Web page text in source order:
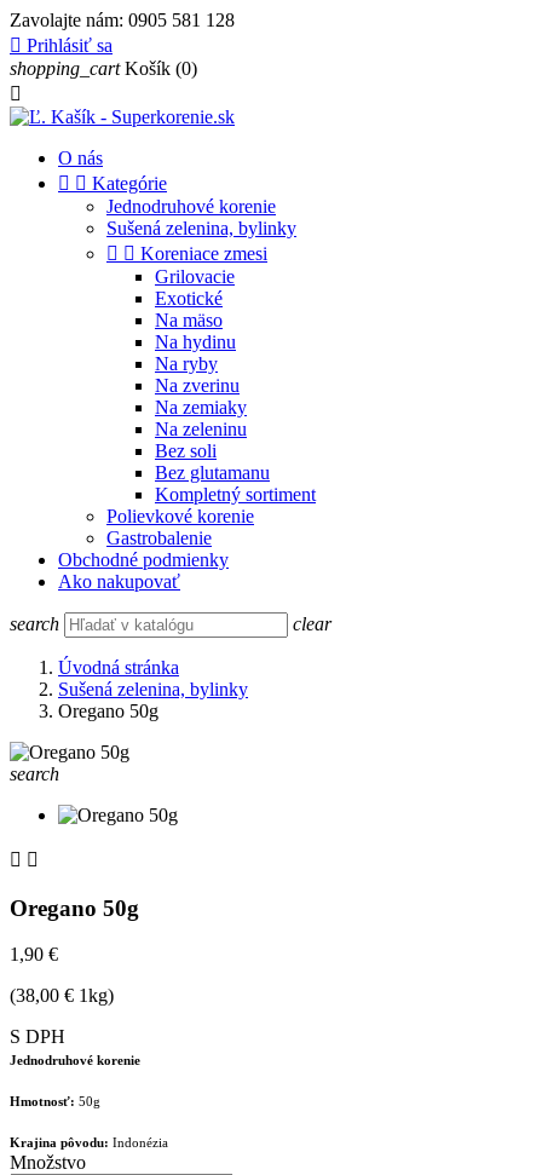
Zavolajte nám: 0905 581 128
 Prihlásiť sa
shopping_cart Košík (0)

O nás
  Kategórie
Jednodruhové korenie
Sušená zelenina, bylinky
  Koreniace zmesi
Grilovacie
Exotické
Na mäso
Na hydinu
Na ryby
Na zverinu
Na zemiaky
Na zeleninu
Bez soli
Bez glutamanu
Kompletný sortiment
Polievkové korenie
Gastrobalenie
Obchodné podmienky
Ako nakupovať
search clear
Úvodná stránka
Sušená zelenina, bylinky
Oregano 50g
search
 
Oregano 50g
1,90 €
(38,00 € 1kg)
S DPH
Jednodruhové korenie
Hmotnosť: 50g
Krajina pôvodu: Indonézia
Množstvo